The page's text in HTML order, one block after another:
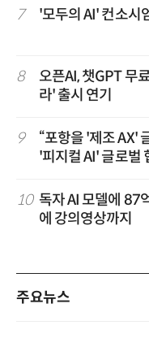
7 '모두의 AI' 컨소시
8
오픈AI, 챗GPT 무
라' 출시 연기
9
“포항을 '제조 AX'
'피지컬 AI' 글로벌
10 독자 AI 모델에 87
에 강의영상까지
주요뉴스